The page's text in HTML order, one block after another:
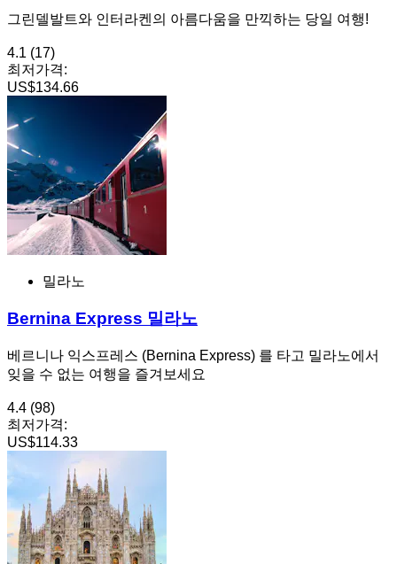
그린델발트와 인터라켄의 아름다움을 만끽하는 당일 여행!
4.1 (17)
최저가격:
US$134.66
밀라노
Bernina Express 밀라노
베르니나 익스프레스 (Bernina Express) 를 타고 밀라노에서
잊을 수 없는 여행을 즐겨보세요
4.4 (98)
최저가격:
US$114.33